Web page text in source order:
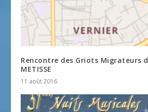
Rencontre des Griots Migrateurs
METISSE
11 août 2016